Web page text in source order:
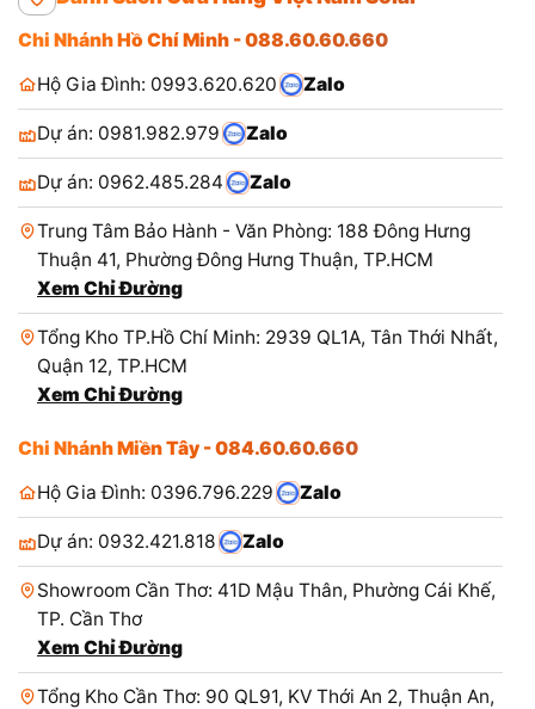
Chi Nhánh Hồ Chí Minh - 088.60.60.660
Hộ Gia Đình: 0993.620.620
Zalo
Dự án: 0981.982.979 Zalo
Dự án: 0962.485.284 Zalo
Trung Tâm Bảo Hành - Văn Phòng: 188 Đông Hưng
Thuận 41, Phường Đông Hưng Thuận, TP.HCM
Xem Chỉ Đường
Tổng Kho TP.Hồ Chí Minh: 2939 QL1A, Tân Thới Nhất,
Quận 12, TP.HCM
Xem Chỉ Đường
Chi Nhánh Miền Tây - 084.60.60.660
Hộ Gia Đình: 0396.796.229
Zalo
Dự án: 0932.421.818 Zalo
Showroom Cần Thơ: 41D Mậu Thân, Phường Cái Khế,
TP. Cần Thơ
Xem Chỉ Đường
Tổng Kho Cần Thơ: 90 QL91, KV Thới An 2, Thuận An,